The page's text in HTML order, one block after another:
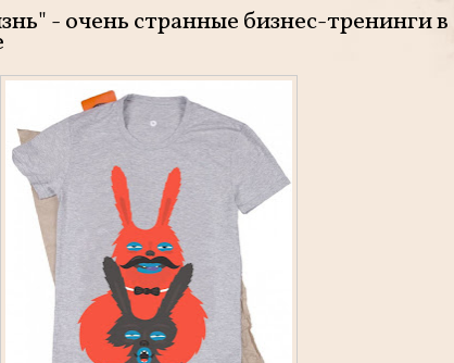
- очень странные бизнес-тренинги в